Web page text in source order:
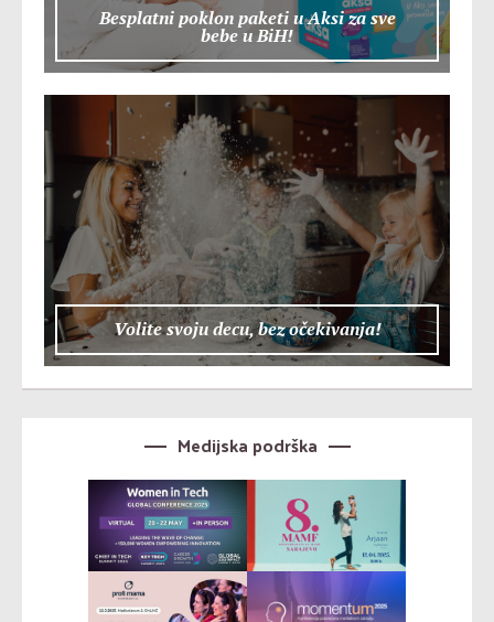
Besplatni poklon paketi u Aksi za sve
bebe u BiH!
Volite svoju decu, bez očekivanja!
Medijska podrška